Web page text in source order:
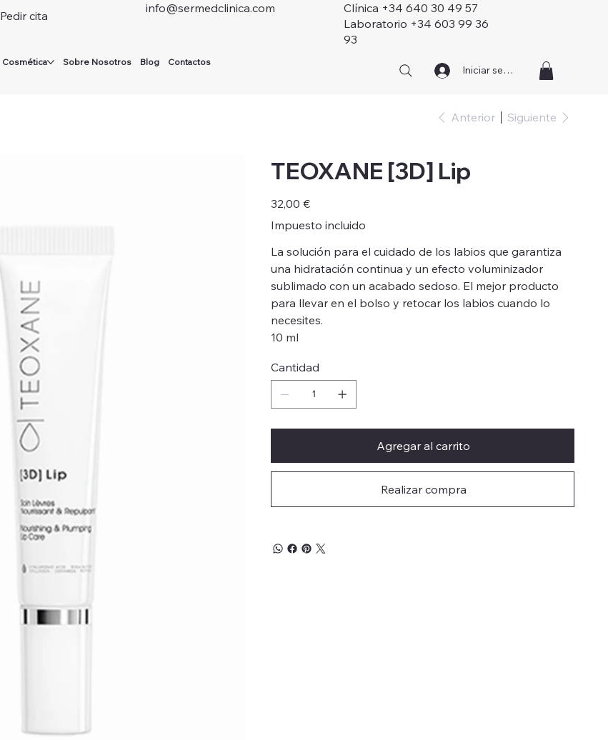
Cosmética Sobre Nosotros Blog Contactos
Iniciar sesión
Pedir cita
info@sermedclinica.com
Clínica +34 640 30 49 57
Laboratorio +34 603 99 36
93
Anterior Siguiente
TEOXANE [3D] Lip
Precio
32,00 €
Impuesto incluido
La solución para el cuidado de los labios que garantiza
una hidratación continua y un efecto voluminizador
sublimado con un acabado sedoso. El mejor producto
para llevar en el bolso y retocar los labios cuando lo
necesites.
10 ml
Cantidad
Agregar al carrito
Realizar compra